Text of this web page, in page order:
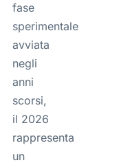
fase
sperimentale
avviata
negli
anni
scorsi,
il 2026
rappresenta
un